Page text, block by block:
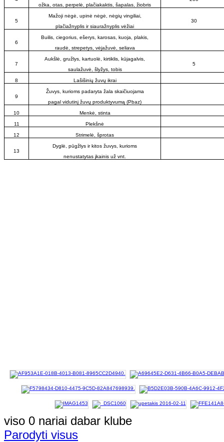
ožka, otas, perpelė, plačiakaktis, šapalas, žiobris
5
Mažoji nėgė, upinė nėgė, nėgių vingiliai,
plačiažnyplis ir siauražnyplis vėžiai
30
6
Builis, ciegorius, ešerys, karosas, kuoja, plakis,
raudė, strepetys, vėjažuvė, seliava
7
Aukšlė, gružlys, kartuolė, kirtiklis, kūjagalvis,
saulažuvė, šlyžys, tobis
5
8 Lašišinių žuvų ikrai
9
Žuvys, kurioms padaryta žala skaičiuojama
pagal vidutinį žuvų produktyvumą (Pbaz)
10
Menkė, stinta
11
Plekšnė
12
Strimelė, šprotas
13
Dyglė, pūgžlys ir kitos žuvys, kurioms
nenustatytas įkainis už vnt.
viso 0 nariai dabar klube
Parodyti visus